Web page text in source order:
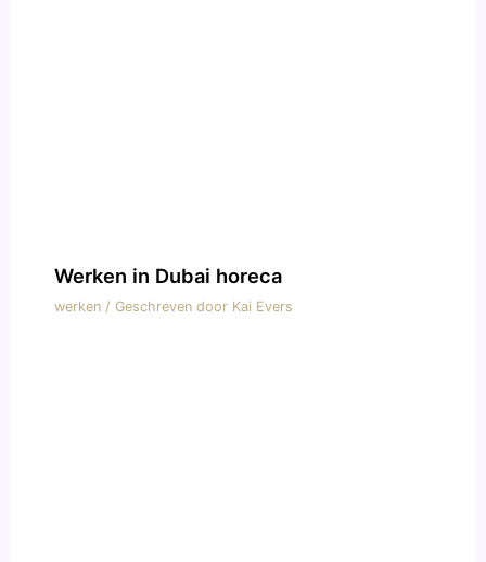
Werken in Dubai horeca
werken/ Geschreven door Kai Evers